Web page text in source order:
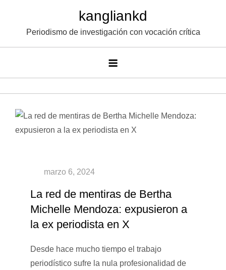
contenido
kangliankd
Periodismo de investigación con vocación crítica
La red de mentiras de Bertha
Michelle Mendoza: expusieron a
la ex periodista en X
Desde hace mucho tiempo el trabajo
periodístico sufre la nula profesionalidad de